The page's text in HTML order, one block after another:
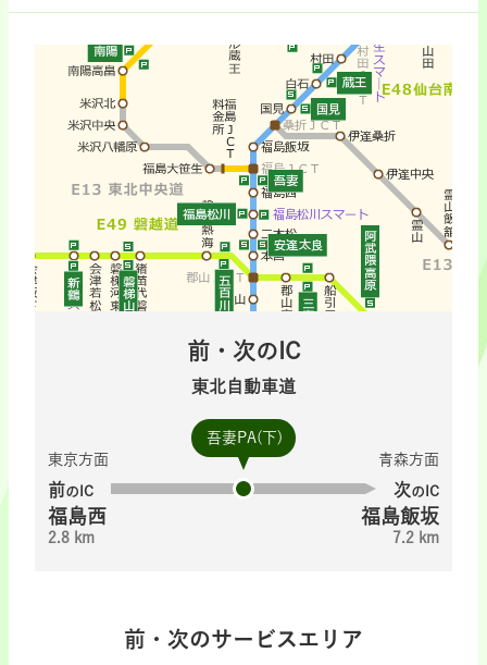
前・次のIC
東北自動車道
吾妻PA(下)
東京方面
前のIC
福島西
2.8 km
青森方面
次のIC
福島飯坂
7.2 km
前・次のサービスエリア